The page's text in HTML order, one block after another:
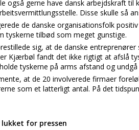
også gerne have dansk arbejdskraft
Disse skulle så
de danske organisationsfolk
tyskerne tilbød som meget gunstige.
sig, at de danske
Kjærbøl fandt det ikke rigtigt at afslå
tyskerne på arms afstand og
at de 20 involverede firmaer
som et latterligt antal. På det
lukket for pressen